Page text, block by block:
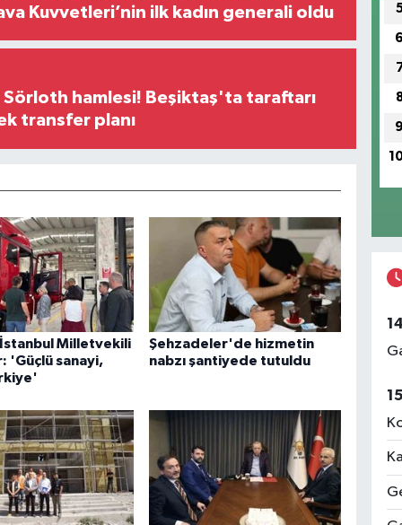
Kuvvetleri’nin ilk kadın generali oldu
Sörloth hamlesi! Beşiktaş'ta taraftarı
transfer planı
Milletvekili
'Güçlü sanayi,
Şehzadeler'de hizmetin
nabzı şantiyede tutuldu